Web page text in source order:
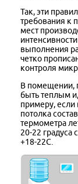
Так, эти
требования к
мест
выполнения
четко
контроля
В помещении,
быть теплым
примеру,
потолка
термометра
20-22 градуса
+18-22С.